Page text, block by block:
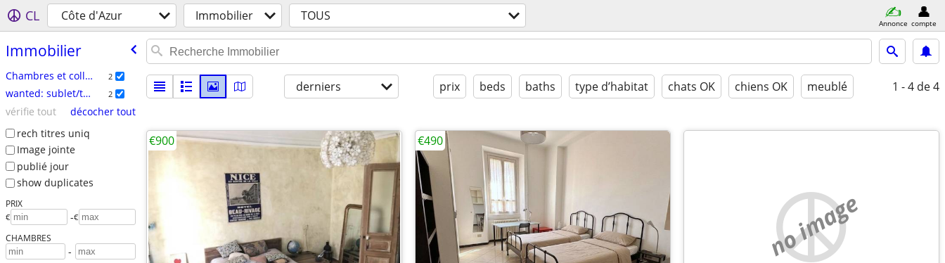
CL Côte d'Azur Immobilier TOUS Annonce compte
Immobilier
Chambres et colloc 2
wanted: sublet/temp 2
vérifie tout
décocher tout
rech titres uniq
Image jointe
publié jour
show duplicates
PRIX
€ -€
CHAMBRES
-
derniers prix beds baths type d’habitat chats OK chiens OK meublé 1 - 4 de 4
€900 €490
no image